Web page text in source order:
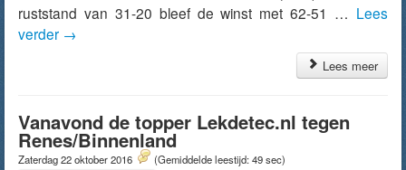
ruststand van 31-20 bleef de winst met 62-51 … Lees
verder →
Lees meer
Vanavond de topper Lekdetec.nl tegen
Renes/Binnenland
Zaterdag 22 oktober 2016 (Gemiddelde leestijd: 49 sec)